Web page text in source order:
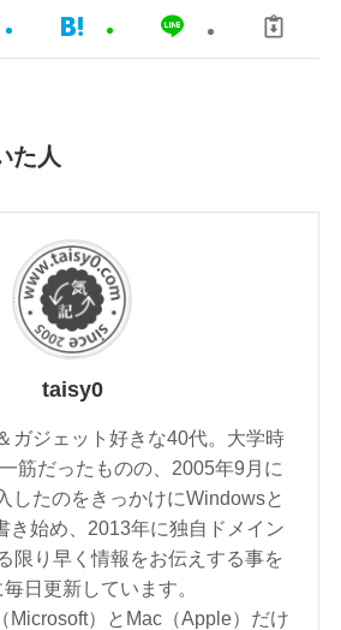
た人
taisy0
ガジェット好きな40代。大学時
筋だったものの、2005年9月に
したのをきっかけにWindowsと
き始め、2013年に独自ドメイン
限り早く情報をお伝えする事を
日更新しています。
Microsoft）とMac（Apple）だけ